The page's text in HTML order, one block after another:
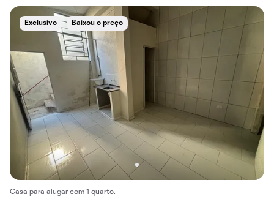
Exclusivo Baixou o preço
Casa para alugar com 1 quarto.